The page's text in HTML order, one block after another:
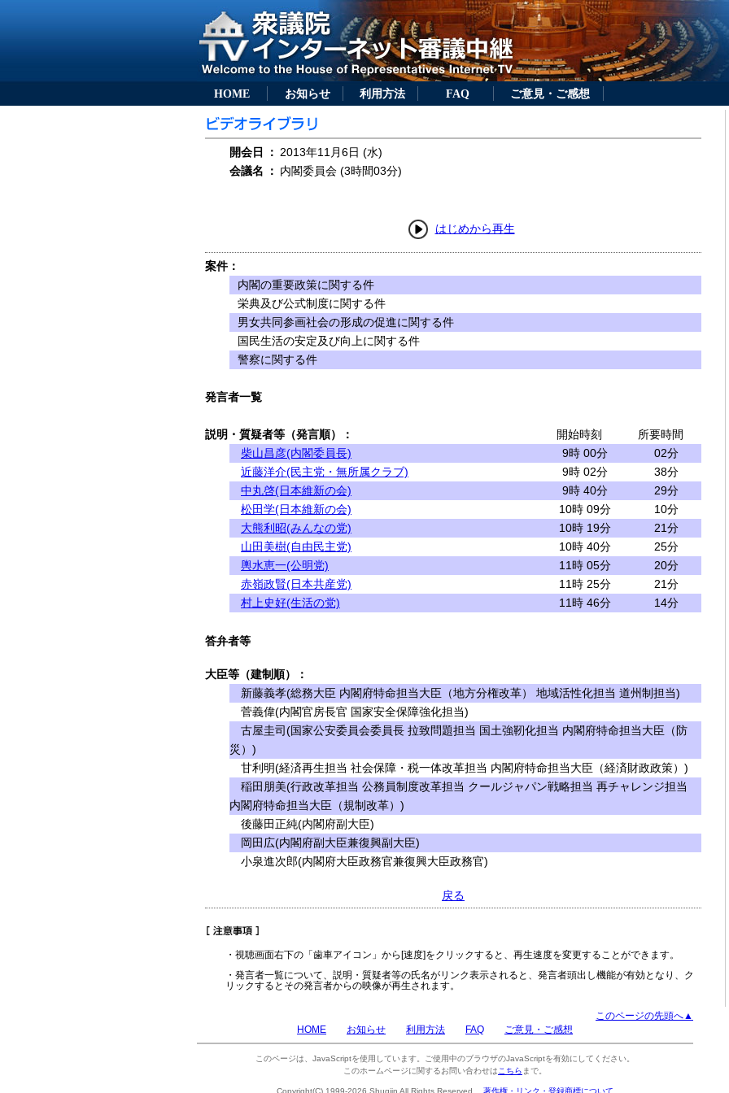
HOME お知らせ 利用方法 FAQ ご意見・ご感想
開会日 ： 2013年11月6日 (水)
会議名
： 内閣委員会 (3時間03分)
はじめから再生
案件：
内閣の重要政策に関する件
栄典及び公式制度に関する件
男女共同参画社会の形成の促進に関する件
国民生活の安定及び向上に関する件
警察に関する件
発言者一覧
説明・質疑者等（発言順）： 開始時刻
所要時間
柴山昌彦(内閣委員長)
9時 00分
02分
近藤洋介(民主党・無所属クラブ)
9時 02分
38分
中丸啓(日本維新の会)
9時 40分
29分
松田学(日本維新の会)
10時 09分
10分
大熊利昭(みんなの党)
10時 19分
21分
山田美樹(自由民主党)
10時 40分
25分
輿水恵一(公明党)
11時 05分
20分
赤嶺政賢(日本共産党)
11時 25分
21分
村上史好(生活の党)
11時 46分 14分
答弁者等
大臣等（建制順）：
新藤義孝(総務大臣 内閣府特命担当大臣（地方分権改革） 地域活性化担当 道州制担当)
菅義偉(内閣官房長官 国家安全保障強化担当)
古屋圭司(国家公安委員会委員長 拉致問題担当 国土強靭化担当 内閣府特命担当大臣（防
災）)
甘利明(経済再生担当 社会保障・税一体改革担当 内閣府特命担当大臣（経済財政政策）)
稲田朋美(行政改革担当 公務員制度改革担当 クールジャパン戦略担当 再チャレンジ担当
内閣府特命担当大臣（規制改革）)
後藤田正純(内閣府副大臣)
岡田広(内閣府副大臣兼復興副大臣)
小泉進次郎(内閣府大臣政務官兼復興大臣政務官)
戻る
・視聴画面右下の「歯車アイコン」から[速度]をクリックすると、再生速度を変更することができます。
・発言者一覧について、説明・質疑者等の氏名がリンク表示されると、発言者頭出し機能が有効となり、ク
リックするとその発言者からの映像が再生されます。
このページの先頭へ▲
HOME
お知らせ 利用方法 FAQ ご意見・ご感想
このページは、JavaScriptを使用しています。ご使用中のブラウザのJavaScriptを有効にしてください。
このホームページに関するお問い合わせは こちら まで。
Copyright(C) 1999-2026 Shugiin All Rights Reserved. 著作権・リンク・登録商標について